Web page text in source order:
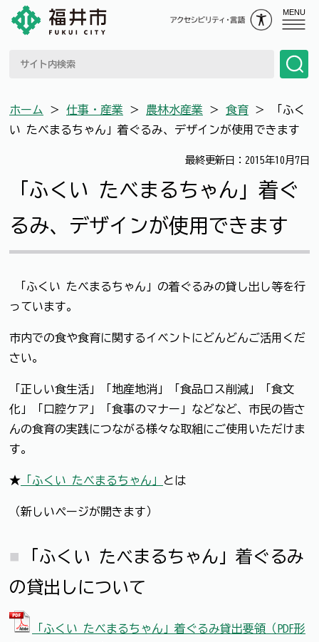
MENU
ホーム ＞ 仕事・産業 ＞ 農林水産業 ＞ 食育 ＞
「ふく
い たべまるちゃん」着ぐるみ、デザインが使用できます
最終更新日：2015年10月7日
「ふくい たべまるちゃん」着ぐ
るみ、デザインが使用できます
「ふくい たべまるちゃん」の着ぐるみの貸し出し等を行
っています。
市内での食や食育に関するイベントにどんどんご活用くだ
さい。
「正しい食生活」「地産地消」「食品ロス削減」「食文
化」「口腔ケア」「食事のマナー」などなど、市民の皆さ
んの食育の実践につながる様々な取組にご使用いただけま
す。
★ 「ふくい たべまるちゃん」 とは
（新しいページが開きます）
「ふくい たべまるちゃん」着ぐるみ
の貸出しについて
「ふくい たべまるちゃん」着ぐるみ貸出要領（PDF形